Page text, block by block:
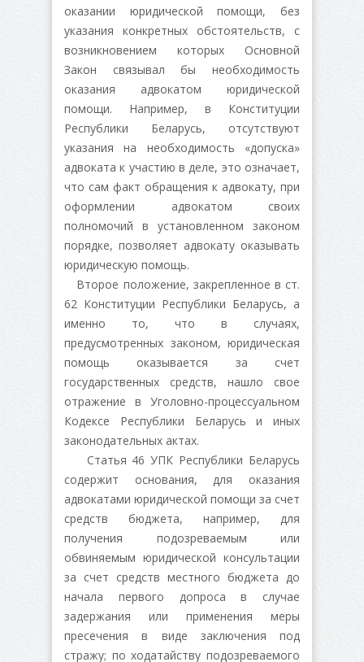
оказании юридической помощи, без
указания конкретных обстоятельств, с
возникновением которых Основной
Закон связывал бы необходимость
оказания адвокатом юридической
помощи. Например, в Конституции
Республики Беларусь, отсутствуют
указания на необходимость «допуска»
адвоката к участию в деле, это означает,
что сам факт обращения к адвокату, при
оформлении адвокатом своих
полномочий в установленном законом
порядке, позволяет адвокату оказывать
юридическую помощь.
Второе положение, закрепленное в ст.
62 Конституции Республики Беларусь, а
именно то, что в случаях,
предусмотренных законом, юридическая
помощь оказывается за счет
государственных средств, нашло свое
отражение в Уголовно-процессуальном
Кодексе Республики Беларусь и иных
законодательных актах.
Статья 46 УПК Республики Беларусь
содержит основания, для оказания
адвокатами юридической помощи за счет
средств бюджета, например, для
получения подозреваемым или
обвиняемым юридической консультации
за счет средств местного бюджета до
начала первого допроса в случае
задержания или применения меры
пресечения в виде заключения под
стражу; по ходатайству подозреваемого